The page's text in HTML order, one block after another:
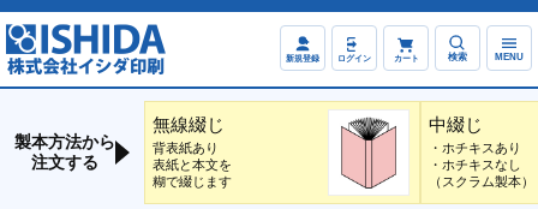
新規登録 ログイン カート 検索 MENU
製本方法から
注文する
無線綴じ
背表紙あり
表紙と本文を
糊で綴じます
中綴じ
・ホチキスあり
・ホチキスなし
（スクラム製本）